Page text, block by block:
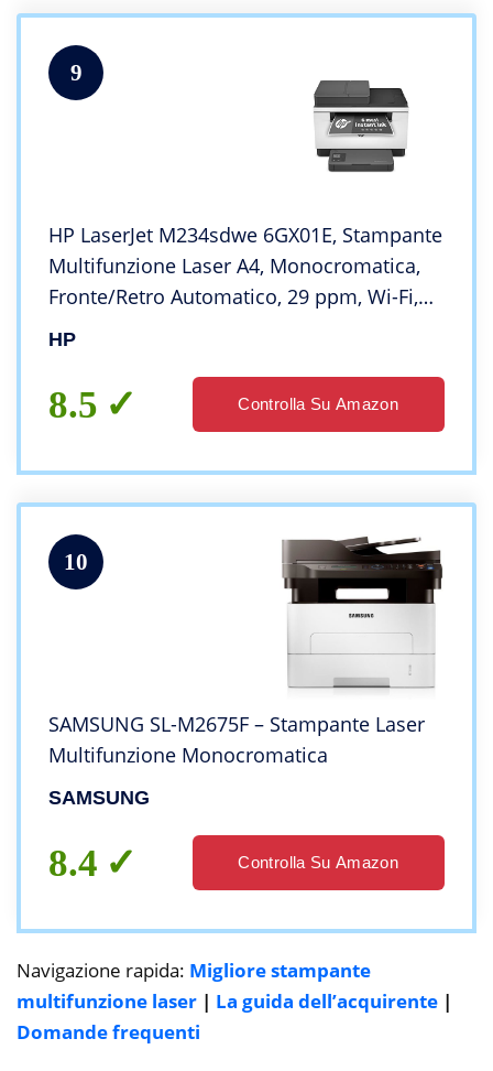
9
HP LaserJet M234sdwe 6GX01E, Stampante
Multifunzione Laser A4, Monocromatica,
Fronte/Retro Automatico, 29 ppm, Wi-Fi,
HP Smart, 6 Mesi di Piano Toner Instant
HP
8.5 Controlla Su Amazon
10
SAMSUNG SL-M2675F – Stampante Laser
Multifunzione Monocromatica
SAMSUNG
8.4 Controlla Su Amazon
Navigazione rapida: Migliore stampante
multifunzione laser | La guida dell’acquirente |
Domande frequenti